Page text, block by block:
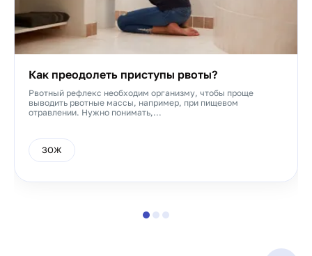
Как преодолеть приступы рвоты?
Рвотный рефлекс необходим организму, чтобы проще
выводить рвотные массы, например, при пищевом
отравлении. Нужно понимать,...
ЗОЖ